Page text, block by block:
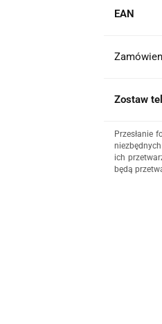
EAN
Zostaw
Przesłanie
ich
będą